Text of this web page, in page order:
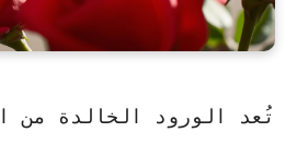
تُعد الورود الخالدة من